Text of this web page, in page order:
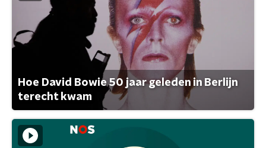
Hoe David Bowie 50 jaar geleden in Berlijn
terecht kwam